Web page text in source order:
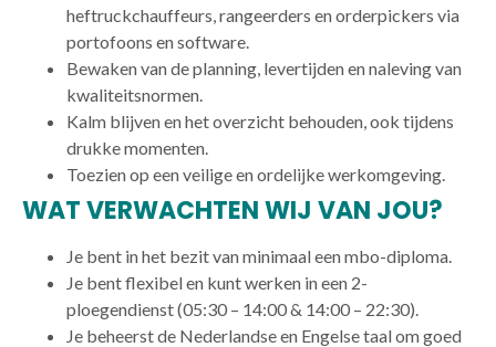
heftruckchauffeurs, rangeerders en orderpickers via
portofoons en software.
Bewaken van de planning, levertijden en naleving van
kwaliteitsnormen.
Kalm blijven en het overzicht behouden, ook tijdens
drukke momenten.
Toezien op een veilige en ordelijke werkomgeving.
WAT VERWACHTEN WIJ VAN JOU?
Je bent in het bezit van minimaal een mbo-diploma.
Je bent flexibel en kunt werken in een 2-
ploegendienst (05:30 – 14:00 & 14:00 – 22:30).
Je beheerst de Nederlandse en Engelse taal om goed